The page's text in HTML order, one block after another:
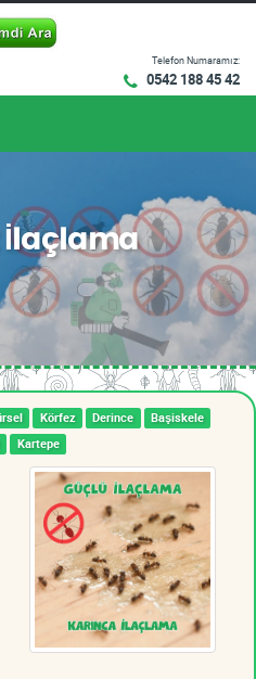
Telefon Numaramız:
0542 188 45 42
İlaçlama
Körfez Derince
Başiskele
Kartepe